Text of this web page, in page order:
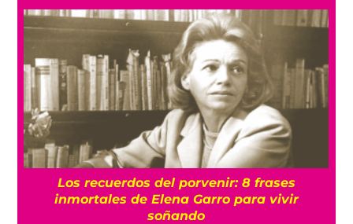
Los recuerdos del porvenir: 8 frases
inmortales de Elena Garro para vivir
soñando